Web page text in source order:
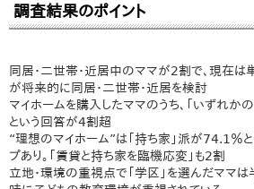
調査結果のポイント
同居・二世帯・近居中のママが2割で、現在
が将来的に同居・二世帯・近居を検討
マイホームを購入したママのうち、「いずれか
という回答が4割超
“理想のマイホーム”は「持ち家」派が74.1％
プあり。「賃貸と持ち家を臨機応変」も2割
立地・環境の重視点で「学区」を選んだママは